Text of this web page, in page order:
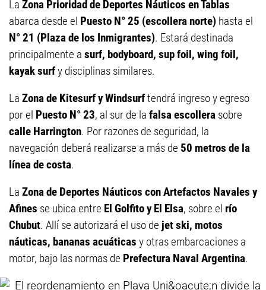
La Zona Prioridad de Deportes Náuticos en Tablas
abarca desde el Puesto N° 25 (escollera norte) hasta el
N° 21 (Plaza de los Inmigrantes). Estará destinada
principalmente a surf, bodyboard, sup foil, wing foil,
kayak surfy disciplinas similares.
La Zona de Kitesurf y Windsurftendrá ingreso y egreso
por el Puesto N° 23, al sur de la falsa escollera sobre
calle Harrington. Por razones de seguridad, la
navegación deberá realizarse a más de 50 metros de la
línea de costa.
La Zona de Deportes Náuticos con Artefactos Navales y
Afines se ubica entre El Golfito y El Elsa, sobre el río
Chubut. Allí se autorizará el uso de jet ski, motos
náuticas, bananas acuáticas y otras embarcaciones a
motor, bajo las normas de Prefectura Naval Argentina.